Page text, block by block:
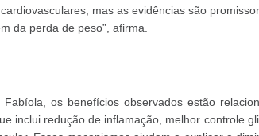
mas as evidências são
da perda de peso”, afirma.
Fabíola, os benefícios observados estão
inclui redução de inflamação, melhor controle